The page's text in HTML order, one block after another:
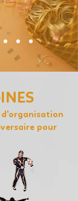
d'organisation
pour